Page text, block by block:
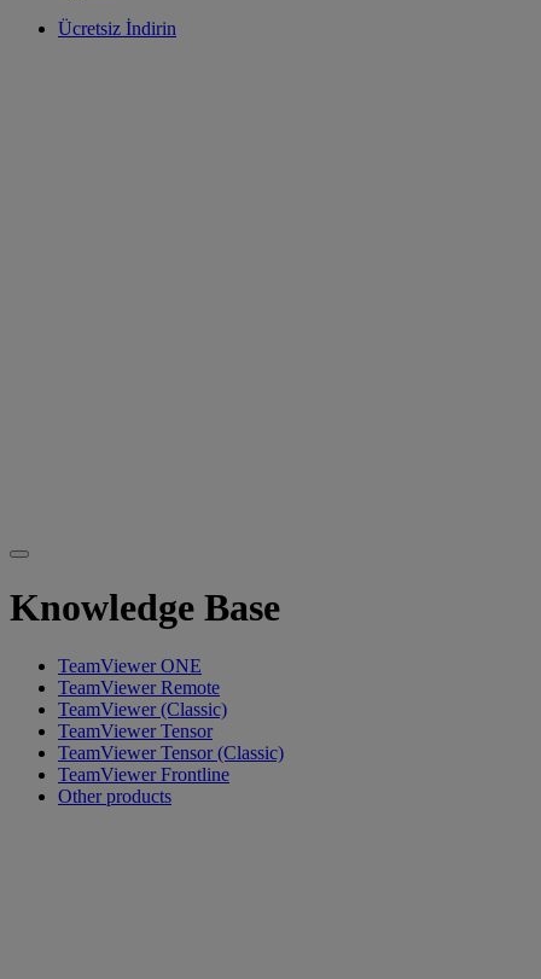
Ücretsiz İndirin
Knowledge Base
TeamViewer ONE
TeamViewer Remote
TeamViewer (Classic)
TeamViewer Tensor
TeamViewer Tensor (Classic)
TeamViewer Frontline
Other products